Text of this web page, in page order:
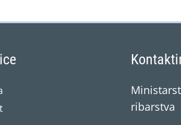
ribarstva